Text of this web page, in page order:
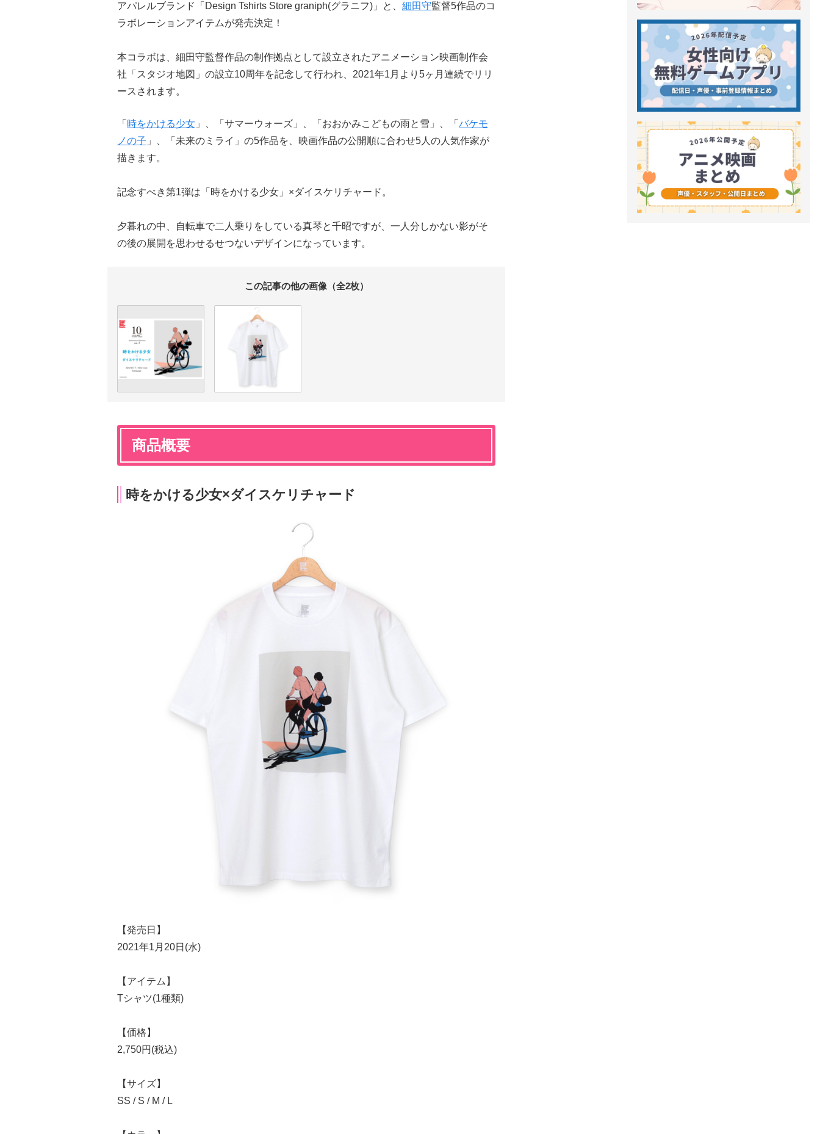
アパレルブランド「Design Tshirts Store graniph(グラニフ)」と、 細田守監督5作品のコ
ラボレーションアイテムが発売決定！
本コラボは、細田守監督作品の制作拠点として設立されたアニメーション映画制作会
社「スタジオ地図」の設立10周年を記念して行われ、2021年1月より5ヶ月連続でリリ
ースされます。
「 時をかける少女 」、「サマーウォーズ」、「おおかみこどもの雨と雪」、「 バケモ
ノの子 」、「未来のミライ」の5作品を、映画作品の公開順に合わせ5人の人気作家が
描きます。
記念すべき第1弾は「時をかける少女」×ダイスケリチャード。
夕暮れの中、自転車で二人乗りをしている真琴と千昭ですが、一人分しかない影がそ
の後の展開を思わせるせつないデザインになっています。
この記事の他の画像（全2枚）
商品概要
時をかける少女×ダイスケリチャード
【発売日】
2021年1月20日(水)
【アイテム】
Tシャツ(1種類)
【価格】
2,750円(税込)
【サイズ】
SS / S / M / L